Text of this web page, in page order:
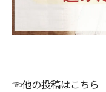
☜他の投稿はこちら